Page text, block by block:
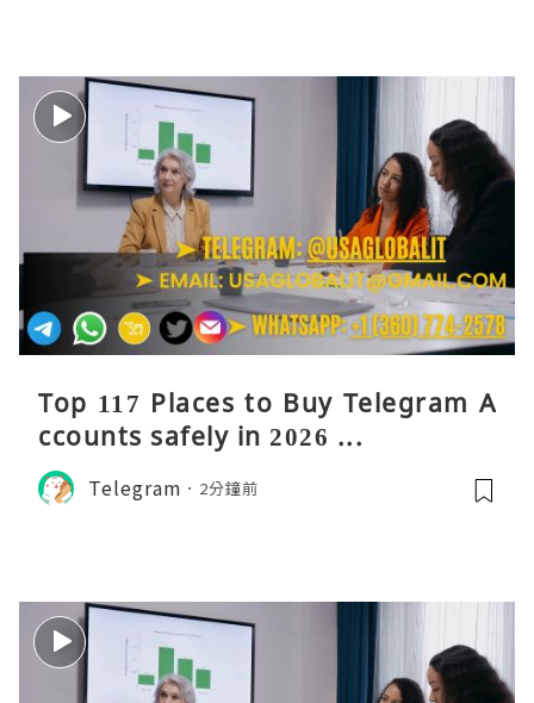
Top 117 Places to Buy Telegram A
ccounts safely in 2026 ...
Telegram 2分鐘前